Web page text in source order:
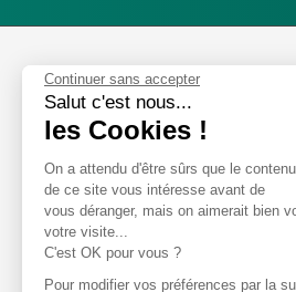
Phox
Spécialiste de
Suivez-nous
Avis clients
8,2/10 Avis vérifiés
Continuer sans accepter
Salut c'est nous...
les Cookies !
On a attendu d'être sûrs que le contenu
de ce site vous intéresse avant de
vous déranger, mais on aimerait bien
votre visite...
C'est OK pour vous ?
Pour modifier vos préférences par la